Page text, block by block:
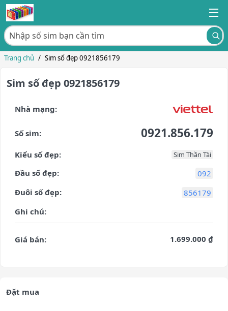
Trang chủ / Sim số đẹp 0921856179
Sim số đẹp 0921856179
Nhà mạng:
Số sim: 0921.856.179
Kiểu số đẹp: Sim Thần Tài
Đầu số đẹp:
092
Đuôi số đẹp:
856179
Ghi chú:
Giá bán: 1.699.000 ₫
Đặt mua